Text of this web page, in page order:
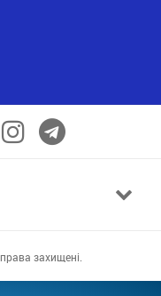
захищені.